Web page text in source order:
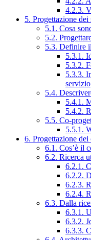
4.2.3.
5. Progettazione dei
5.1. Cosa
5.2.
5.3. Definire
5.3.1.
5.3.2.
5.3.3.
servizio
5.4.
5.4.1.
5.4.2.
5.5. Co-
5.5.1.
6. Progettazione dei
6.1. Cos’è il
6.2. Ricerca
6.2.1.
6.2.2.
6.2.3.
6.2.4.
6.3. Dalla
6.3.1.
6.3.2.
6.3.3.